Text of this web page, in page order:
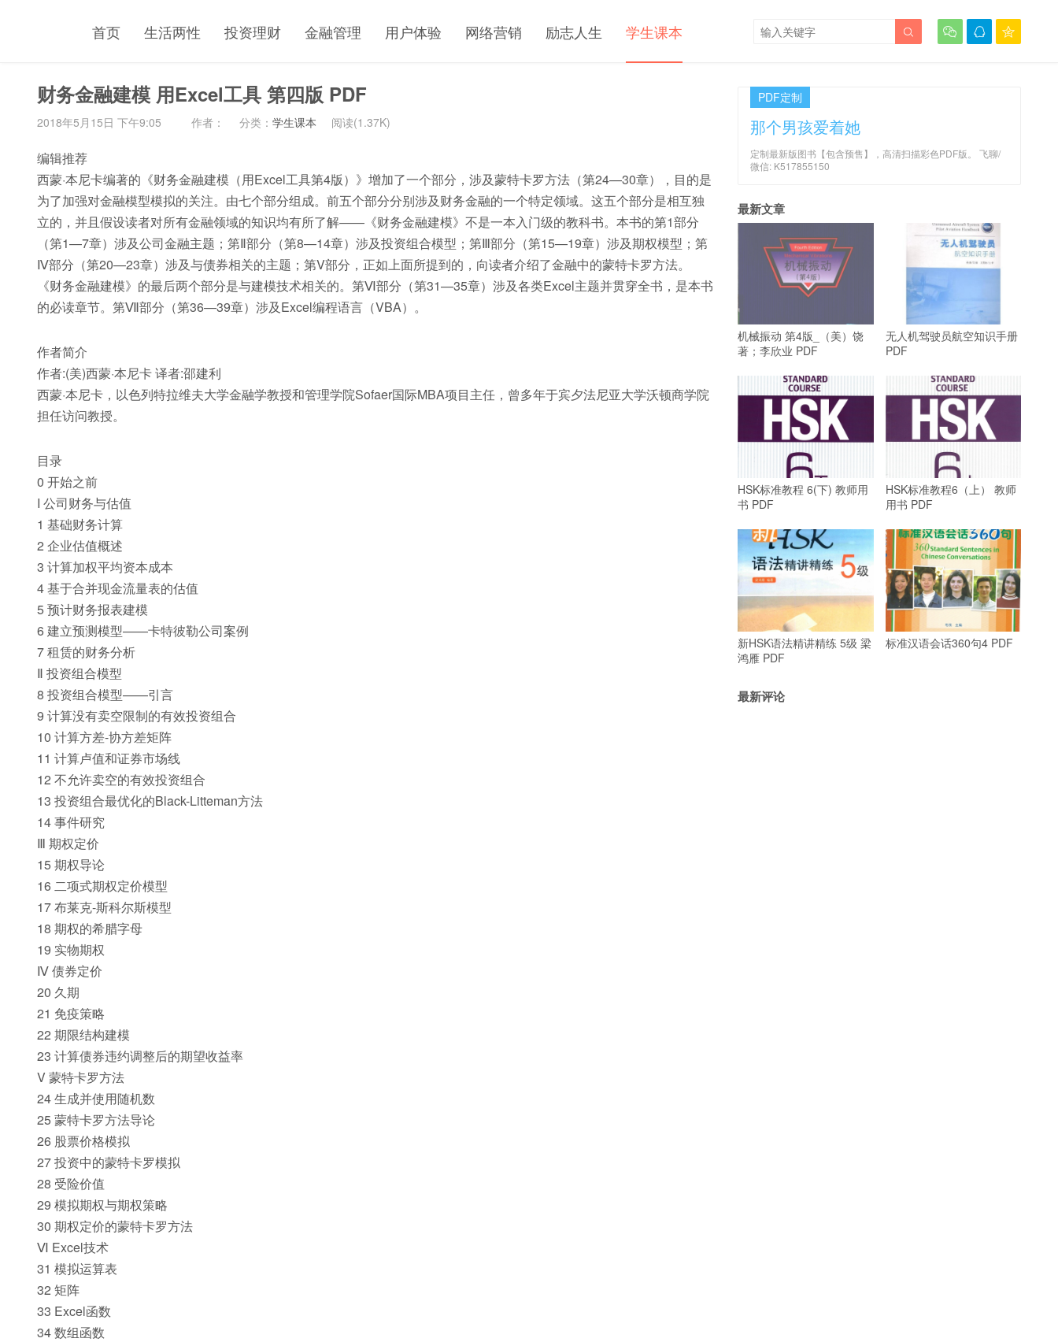
首页 生活两性 投资理财 金融管理 用户体验 网络营销 励志人生 学生课本   

财务金融建模 用Excel工具 第四版 PDF
2018年5月15日 下午9:05 作者： 分类： 学生课本 阅读(1.37K)
编辑推荐
西蒙·本尼卡编著的《财务金融建模（用Excel工具第4版）》增加了一个部分，涉及蒙特卡罗方法（第24—30章），目的是
为了加强对金融模型模拟的关注。由七个部分组成。前五个部分分别涉及财务金融的一个特定领域。这五个部分是相互独
立的，并且假设读者对所有金融领域的知识均有所了解——《财务金融建模》不是一本入门级的教科书。本书的第1部分
（第1—7章）涉及公司金融主题；第Ⅱ部分（第8—14章）涉及投资组合模型；第Ⅲ部分（第15—19章）涉及期权模型；第
Ⅳ部分（第20—23章）涉及与债券相关的主题；第V部分，正如上面所提到的，向读者介绍了金融中的蒙特卡罗方法。
《财务金融建模》的最后两个部分是与建模技术相关的。第Ⅵ部分（第31—35章）涉及各类Excel主题并贯穿全书，是本书
的必读章节。第Ⅶ部分（第36—39章）涉及Excel编程语言（VBA）。
作者简介
作者:(美)西蒙·本尼卡 译者:邵建利
西蒙·本尼卡，以色列特拉维夫大学金融学教授和管理学院Sofaer国际MBA项目主任，曾多年于宾夕法尼亚大学沃顿商学院
担任访问教授。
目录
0 开始之前
I 公司财务与估值
1 基础财务计算
2 企业估值概述
3 计算加权平均资本成本
4 基于合并现金流量表的估值
5 预计财务报表建模
6 建立预测模型——卡特彼勒公司案例
7 租赁的财务分析
Ⅱ 投资组合模型
8 投资组合模型——引言
9 计算没有卖空限制的有效投资组合
10 计算方差-协方差矩阵
11 计算卢值和证券市场线
12 不允许卖空的有效投资组合
13 投资组合最优化的Black-Litteman方法
14 事件研究
Ⅲ 期权定价
15 期权导论
16 二项式期权定价模型
17 布莱克-斯科尔斯模型
18 期权的希腊字母
19 实物期权
Ⅳ 债券定价
20 久期
21 免疫策略
22 期限结构建模
23 计算债券违约调整后的期望收益率
V 蒙特卡罗方法
24 生成并使用随机数
25 蒙特卡罗方法导论
26 股票价格模拟
27 投资中的蒙特卡罗模拟
28 受险价值
29 模拟期权与期权策略
30 期权定价的蒙特卡罗方法
Ⅵ Excel技术
31 模拟运算表
32 矩阵
33 Excel函数
34 数组函数
PDF定制
那个男孩爱着她
定制最新版图书【包含预售】，高清扫描彩色PDF版。 飞聊/
微信: K517855150
最新文章
机械振动 第4版_（美）饶
著；李欣业 PDF
无人机驾驶员航空知识手册
PDF
HSK标准教程 6(下) 教师用
书 PDF
HSK标准教程6（上） 教师
用书 PDF
新HSK语法精讲精练 5级 梁
鸿雁 PDF
标准汉语会话360句4 PDF
最新评论